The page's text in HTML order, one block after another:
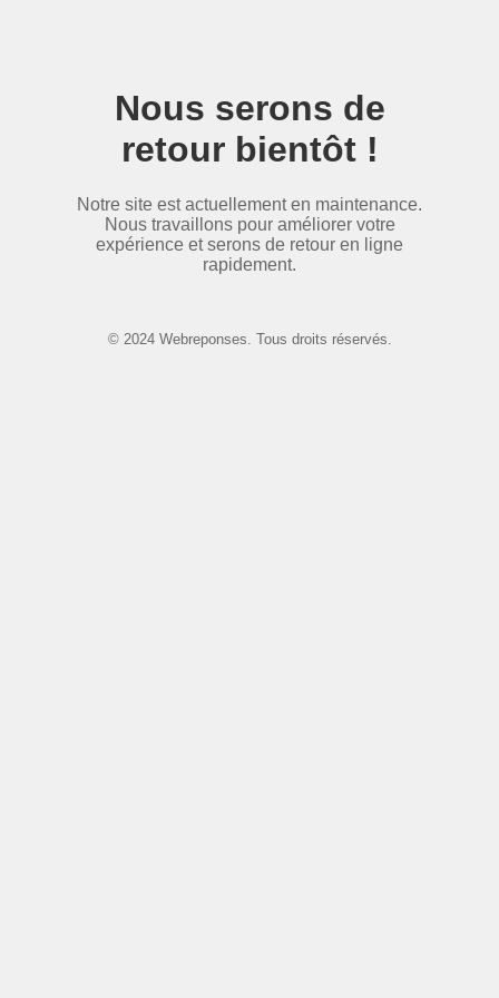
Nous serons de
retour bientôt !
Notre site est actuellement en maintenance.
Nous travaillons pour améliorer votre
expérience et serons de retour en ligne
rapidement.
© 2024 Webreponses. Tous droits réservés.